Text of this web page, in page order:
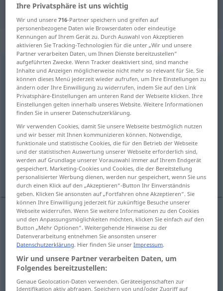
"bewerten" Englisch Übersetzung
„bewerten“: transitives Verb
bewertenv/t <keinge-;h>
Übersicht aller Übersetzungen
(Für mehr Details die Übersetzung anklicken/antippen)
value, assess, estimate, rate, appraise
mark, grade judge
rate bewertenArbeit, Leistung etc
appraise bewertenArbeit, Leistung etc
evaluate bewerten Arbeit, Leistung etc
Ihre Privatsphäre ist uns wichtig
Wir und unsere716-Partner speichern und greifen auf
personenbezogene Daten wie Browserdaten oder eindeutige
Kennungen auf Ihrem Gerät zu. Durch Auswahl von Akzeptieren
aktivieren Sie Tracking-Technologien für die unter „Wir und unsere
Partner verarbeiten Daten, um Ihnen Dienste bereitzustellen“
aufgeführten Zwecke. Wenn Tracker deaktiviert sind, sind manche
Inhalte und Anzeigen möglicherweise nicht mehr so relevant für Sie. Sie
können dieses Menü jederzeit wieder aufrufen, um Ihre Einstellungen zu
ändern oder Ihre Einwilligung zu widerrufen, indem Sie auf den Link
Privatsphäre-Einstellungen am unteren Rand der Webseite klicken. Ihre
Einstellungen gelten innerhalb unseres Website. Weitere Informationen
finden Sie in unserer Datenschutzerklärung.
Wir verwenden Cookies, damit Sie unsere Webseite bestmöglich nutzen
und wir besser mit Ihnen kommunizieren können. Notwendige,
funktionale und statistische Cookies, die für den Betrieb der Webseite
und der statistischen Auswertung unserer Webseite erforderlich sind,
werden auf Grundlage unserer Vorauswahl immer auf Ihrem Endgerät
gespeichert. Marketing-Cookies und Cookies, die der Bereitstellung
personalisierter Werbung dienen, werden nur gespeichert, wenn Sie uns
durch einen Klick auf den „Akzeptieren“-Button Ihr Einverständnis
geben. Klicken Sie ansonsten auf „Fortfahren ohne Akzeptieren“. Sie
können Ihre Einwilligung jederzeit für zukünftige Besuche unserer
Webseite widerrufen. Wenn Sie weitere Informationen zu den Cookies
und den Anpassungsmöglichkeiten möchten, klicken Sie einfach auf den
Button „Mehr Optionen“. Weitergehende Hinweise zu der
Datenverarbeitung entnehmen Sie ansonsten unserer
Datenschutzerklärung. Hier finden Sie unserImpressum.
Wir und unsere Partner verarbeiten Daten, um
Folgendes bereitzustellen:
Genaue Geolocation-Daten verwenden. Geräteeigenschaften zur
Identifikation aktiv abfragen. Speichern von und/oder Zugriff auf